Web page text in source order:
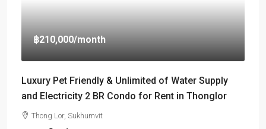
฿210,000/month
Luxury Pet Friendly & Unlimited of Water Supply
and Electricity 2 BR Condo for Rent in Thonglor
Thong Lor, Sukhumvit